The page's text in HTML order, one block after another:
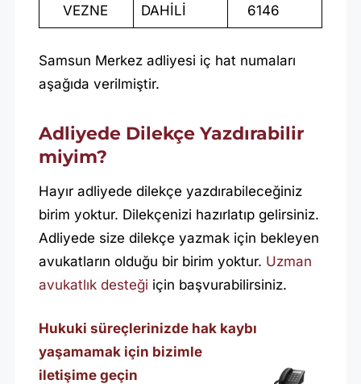
VEZNE DAHİLİ 6146
Samsun Merkez adliyesi iç hat numaları
aşağıda verilmiştir.
Adliyede Dilekçe Yazdırabilir
miyim?
Hayır adliyede dilekçe yazdırabileceğiniz
birim yoktur. Dilekçenizi hazırlatıp gelirsiniz.
Adliyede size dilekçe yazmak için bekleyen
avukatların olduğu bir birim yoktur. Uzman
avukatlık desteği için başvurabilirsiniz.
Hukuki süreçlerinizde hak kaybı
yaşamamak için bizimle
iletişime geçin